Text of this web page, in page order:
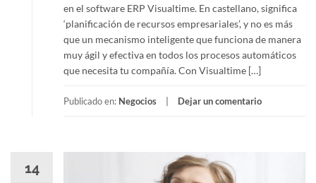
en el software ERP Visualtime. En castellano, significa
‘planificación de recursos empresariales’, y no es más
que un mecanismo inteligente que funciona de manera
muy ágil y efectiva en todos los procesos automáticos
que necesita tu compañía. Con Visualtime […]
Publicado en: Negocios Dejar un comentario
14